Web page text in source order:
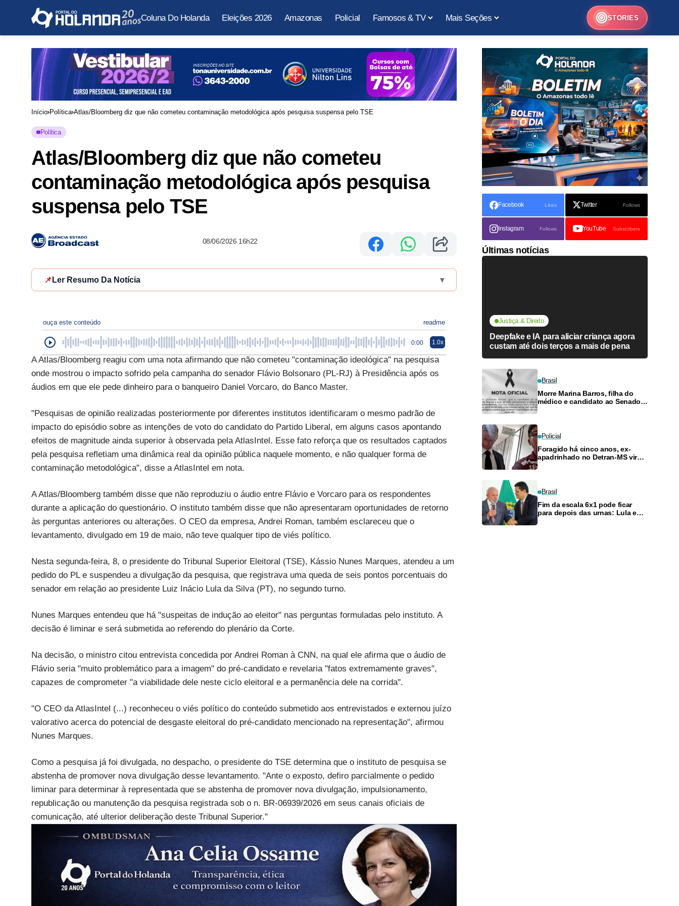
Coluna Do Holanda Eleições 2026 Amazonas Policial Famosos & TV Mais Seções STORIES
Início Política Atlas/Bloomberg diz que não cometeu contaminação metodológica após pesquisa suspensa pelo TSE
Política
Atlas/Bloomberg diz que não cometeu
contaminação metodológica após pesquisa
suspensa pelo TSE
08/06/2026 16h22
📌 Ler Resumo Da Notícia ▾
ouça este conteúdo readme
0:00 1.0x
A Atlas/Bloomberg reagiu com uma nota afirmando que não cometeu "contaminação ideológica" na pesquisa
onde mostrou o impacto sofrido pela campanha do senador Flávio Bolsonaro (PL-RJ) à Presidência após os
áudios em que ele pede dinheiro para o banqueiro Daniel Vorcaro, do Banco Master.
"Pesquisas de opinião realizadas posteriormente por diferentes institutos identificaram o mesmo padrão de
impacto do episódio sobre as intenções de voto do candidato do Partido Liberal, em alguns casos apontando
efeitos de magnitude ainda superior à observada pela AtlasIntel. Esse fato reforça que os resultados captados
pela pesquisa refletiam uma dinâmica real da opinião pública naquele momento, e não qualquer forma de
contaminação metodológica", disse a AtlasIntel em nota.
A Atlas/Bloomberg também disse que não reproduziu o áudio entre Flávio e Vorcaro para os respondentes
durante a aplicação do questionário. O instituto também disse que não apresentaram oportunidades de retorno
às perguntas anteriores ou alterações. O CEO da empresa, Andrei Roman, também esclareceu que o
levantamento, divulgado em 19 de maio, não teve qualquer tipo de viés político.
Nesta segunda-feira, 8, o presidente do Tribunal Superior Eleitoral (TSE), Kássio Nunes Marques, atendeu a um
pedido do PL e suspendeu a divulgação da pesquisa, que registrava uma queda de seis pontos porcentuais do
senador em relação ao presidente Luiz Inácio Lula da Silva (PT), no segundo turno.
Nunes Marques entendeu que há "suspeitas de indução ao eleitor" nas perguntas formuladas pelo instituto. A
decisão é liminar e será submetida ao referendo do plenário da Corte.
Na decisão, o ministro citou entrevista concedida por Andrei Roman à CNN, na qual ele afirma que o áudio de
Flávio seria "muito problemático para a imagem" do pré-candidato e revelaria "fatos extremamente graves",
capazes de comprometer "a viabilidade dele neste ciclo eleitoral e a permanência dele na corrida".
"O CEO da AtlasIntel (...) reconheceu o viés político do conteúdo submetido aos entrevistados e externou juízo
valorativo acerca do potencial de desgaste eleitoral do pré-candidato mencionado na representação", afirmou
Nunes Marques.
Como a pesquisa já foi divulgada, no despacho, o presidente do TSE determina que o instituto de pesquisa se
abstenha de promover nova divulgação desse levantamento. "Ante o exposto, defiro parcialmente o pedido
liminar para determinar à representada que se abstenha de promover nova divulgação, impulsionamento,
republicação ou manutenção da pesquisa registrada sob o n. BR-06939/2026 em seus canais oficiais de
comunicação, até ulterior deliberação deste Tribunal Superior."
Facebook Likes Twitter Follows
Instagram Follows YouTube Subscribers
Últimas notícias
Justiça & Direito
Deepfake e IA para aliciar criança agora
custam até dois terços a mais de pena
Brasil
Morre Marina Barros, filha do
médico e candidato ao Senado
Policial
Foragido há cinco anos, ex-
apadrinhado no Detran-MS vira
Brasil
Fim da escala 6x1 pode ficar
para depois das urnas: Lula e